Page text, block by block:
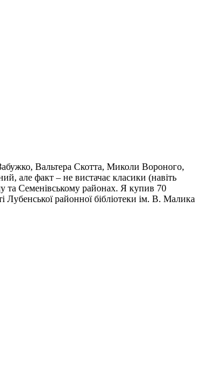
Вальтера Скотта, Миколи Вороного,
але факт – не вистачає класики (навіть
та Семенівському районах. Я купив 70
Лубенської районної бібліотеки ім. В. Малика